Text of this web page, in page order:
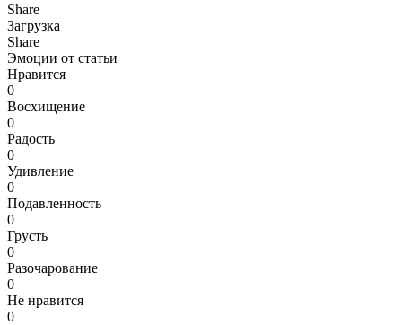
Share
Загрузка
Share
Эмоции от статьи
Нравится
0
Восхищение
0
Радость
0
Удивление
0
Подавленность
0
Грусть
0
Разочарование
0
Не нравится
0